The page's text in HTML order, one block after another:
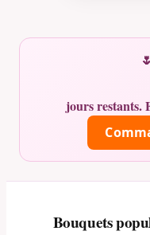
jours restants.
Bouquets